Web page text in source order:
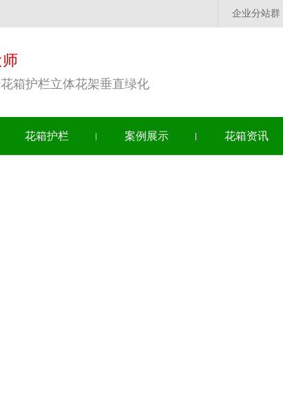
企业分站群
箱护栏立体花架垂直绿化
花箱护栏 案例展示 花箱资讯